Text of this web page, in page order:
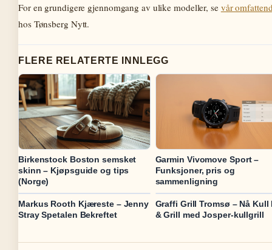
For en grundigere gjennomgang av ulike modeller, se vår
hos Tønsberg Nytt.
FLERE RELATERTE INNLEGG
Birkenstock Boston semsket
skinn – Kjøpsguide og tips
(Norge)
Garmin Vivomove Sport –
Funksjoner, pris og
sammenligning
Markus Rooth Kjæreste – Jenny
Stray Spetalen Bekreftet
Graffi Grill Tromsø – Nå Kull
& Grill med Josper-kullgrill